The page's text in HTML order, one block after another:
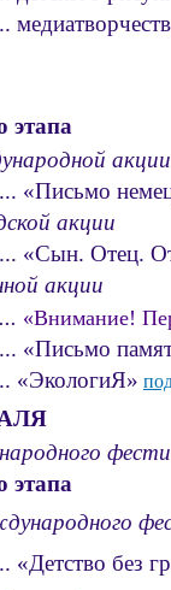
этапа
акции
акции
Отец.
акции
... «Внимание!
... «Письмо
«ЭкологиЯ»
этапа
без